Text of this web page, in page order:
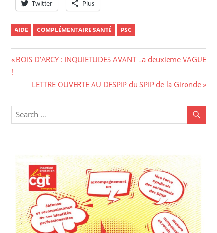
Twitter Plus
AIDE COMPLÉMENTAIRE SANTÉ PSC
BOIS D’ARCY : INQUIETUDES AVANT La deuxieme VAGUE
!
LETTRE OUVERTE AU DFSPIP du SPIP de la Gironde